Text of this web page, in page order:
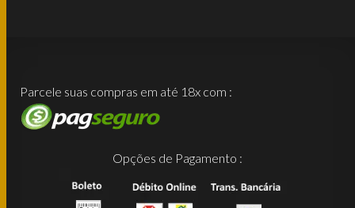
Parcele suas compras em até 18x com :
Opções de Pagamento :